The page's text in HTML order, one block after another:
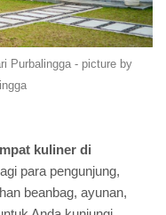
Purbalingga - picture by
kuliner di
para pengunjung,
beanbag, ayunan,